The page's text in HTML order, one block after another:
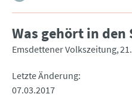
Was gehört in den
Emsdettener Volkszeitung
Letzte Änderung
07.03.2017